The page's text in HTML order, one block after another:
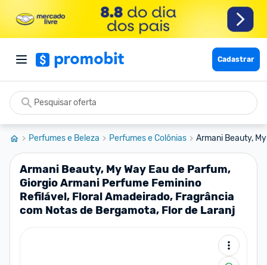
Cadastrar
Perfumes e Beleza Perfumes e Colônias Armani Beauty,
Armani Beauty, My Way Eau de Parfum,
Giorgio Armani Perfume Feminino
Refilável, Floral Amadeirado, Fragrância
com Notas de Bergamota, Flor de Laranj